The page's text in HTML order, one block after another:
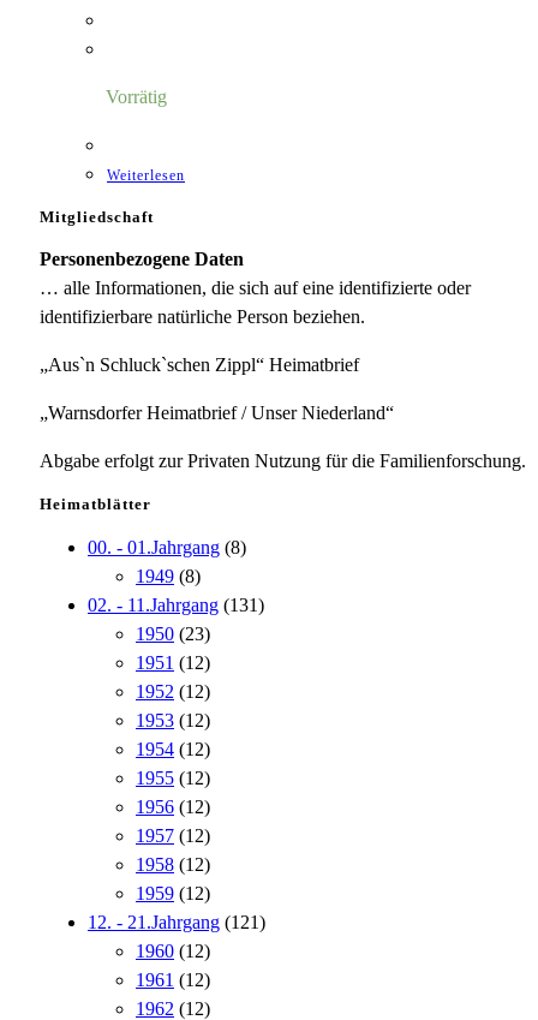
Vorrätig
Weiterlesen
Mitgliedschaft
Personenbezogene Daten
… alle Informationen, die sich auf eine identifizierte oder
identifizierbare natürliche Person beziehen.
„Aus`n Schluck`schen Zippl“ Heimatbrief
„Warnsdorfer Heimatbrief / Unser Niederland“
Abgabe erfolgt zur Privaten Nutzung für die Familienforschung.
Heimatblätter
00. - 01.Jahrgang (8)
1949 (8)
02. - 11.Jahrgang (131)
1950 (23)
1951 (12)
1952 (12)
1953 (12)
1954 (12)
1955 (12)
1956 (12)
1957 (12)
1958 (12)
1959 (12)
12. - 21.Jahrgang (121)
1960 (12)
1961 (12)
1962 (12)